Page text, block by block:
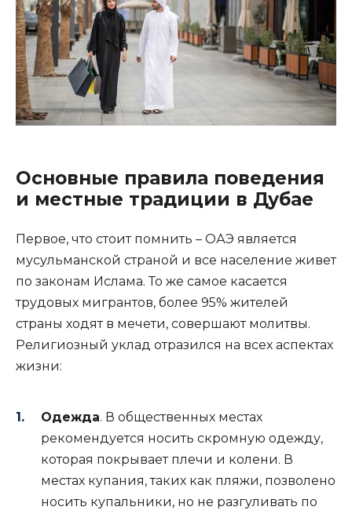
Основные правила поведения
и местные традиции в Дубае
Первое, что стоит помнить – ОАЭ является
мусульманской страной и все население живет
по законам Ислама. То же самое касается
трудовых мигрантов, более 95% жителей
страны ходят в мечети, совершают молитвы.
Религиозный уклад отразился на всех аспектах
жизни:
Одежда. В общественных местах
рекомендуется носить скромную одежду,
которая покрывает плечи и колени. В
местах купания, таких как пляжи, позволено
носить купальники, но не разгуливать по